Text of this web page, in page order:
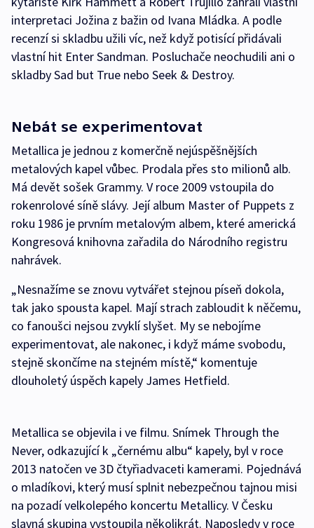
interpretaci Jožina z bažin od Ivana Mládka. A podle
recenzí si skladbu užili víc, než když potisící přidávali
vlastní hit Enter Sandman. Posluchače neochudili ani o
skladby Sad but True nebo Seek & Destroy.
Nebát se experimentovat
Metallica je jednou z komerčně nejúspěšnějších
metalových kapel vůbec. Prodala přes sto milionů alb.
Má devět sošek Grammy. V roce 2009 vstoupila do
rokenrolové síně slávy. Její album Master of Puppets z
roku 1986 je prvním metalovým albem, které americká
Kongresová knihovna zařadila do Národního registru
nahrávek.
„Nesnažíme se znovu vytvářet stejnou píseň dokola,
tak jako spousta kapel. Mají strach zabloudit k něčemu,
co fanoušci nejsou zvyklí slyšet. My se nebojíme
experimentovat, ale nakonec, i když máme svobodu,
stejně skončíme na stejném místě,“ komentuje
dlouholetý úspěch kapely James Hetfield.
Metallica se objevila i ve filmu. Snímek Through the
Never, odkazující k „černému albu“ kapely, byl v roce
2013 natočen ve 3D čtyřiadvaceti kamerami. Pojednává
o mladíkovi, který musí splnit nebezpečnou tajnou misi
na pozadí velkolepého koncertu Metallicy. V Česku
slavná skupina vystoupila několikrát. Naposledy v roce